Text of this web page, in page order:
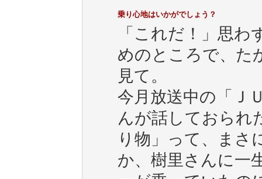
乗り心地はいかがでしょう？
「これだ！」思
めのところで、た
見て。
今月放送中の「Ｊ
んが話しておられ
り物」って、まさ
か、樹里さんに一